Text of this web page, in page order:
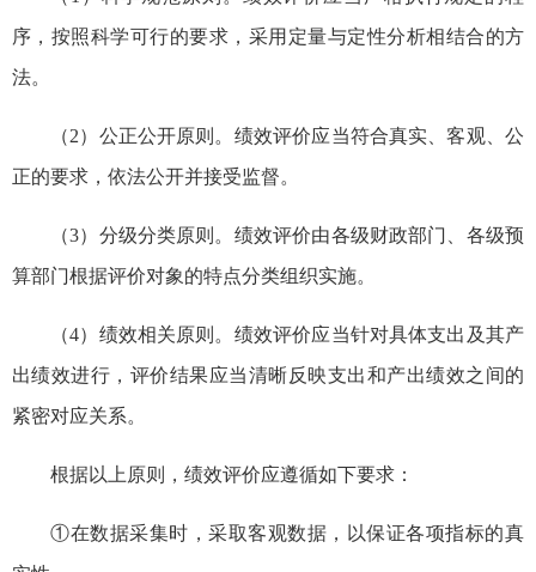
序，按照科学可行的要求，采用定量与定性分析相结合的方
法。
（2）公正公开原则。绩效评价应当符合真实、客观、公
正的要求，依法公开并接受监督。
（3）分级分类原则。绩效评价由各级财政部门、各级预
算部门根据评价对象的特点分类组织实施。
（4）绩效相关原则。绩效评价应当针对具体支出及其产
出绩效进行，评价结果应当清晰反映支出和产出绩效之间的
紧密对应关系。
根据以上原则，绩效评价应遵循如下要求：
①在数据采集时，采取客观数据，以保证各项指标的真